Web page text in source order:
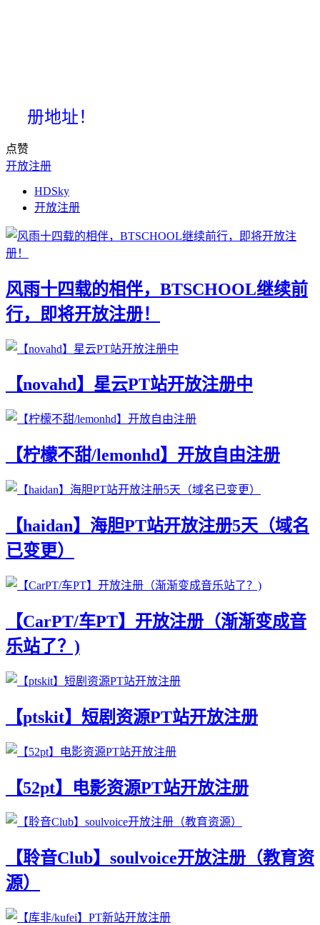
册地址！
点赞
开放注册
HDSky
开放注册
风雨十四载的相伴，BTSCHOOL继续前
行，即将开放注册！
【novahd】星云PT站开放注册中
【柠檬不甜/lemonhd】开放自由注册
【haidan】海胆PT站开放注册5天（域名
已变更）
【CarPT/车PT】开放注册（渐渐变成音
乐站了？)
【ptskit】短剧资源PT站开放注册
【52pt】电影资源PT站开放注册
【聆音Club】soulvoice开放注册（教育资
源）